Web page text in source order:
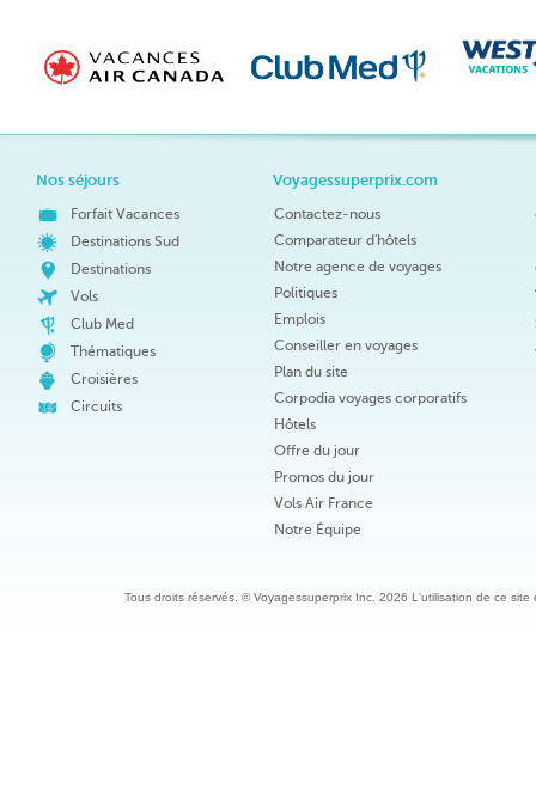
Nos séjours
Forfait Vacances
Destinations Sud
Destinations
Vols
Club Med
Thématiques
Croisières
Circuits
Voyagessuperprix.com
Contactez-nous
Comparateur d'hôtels
Notre agence de voyages
Politiques
Emplois
Conseiller en voyages
Plan du site
Corpodia voyages corporatifs
Hôtels
Offre du jour
Promos du jour
Vols Air France
Notre Équipe
Tous droits réservés. © Voyagessuperprix Inc. 2026 L'utilisation de ce